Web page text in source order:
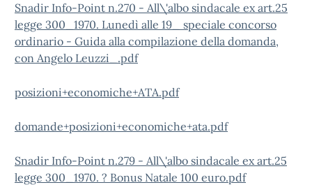
Snadir Info-Point n.270 - All\'albo sindacale ex art.25
legge 300_1970. Lunedì alle 19_ speciale concorso
ordinario - Guida alla compilazione della domanda,
con Angelo Leuzzi_.pdf
posizioni+economiche+ATA.pdf
domande+posizioni+economiche+ata.pdf
Snadir Info-Point n.279 - All\'albo sindacale ex art.25
legge 300_1970. ? Bonus Natale 100 euro.pdf